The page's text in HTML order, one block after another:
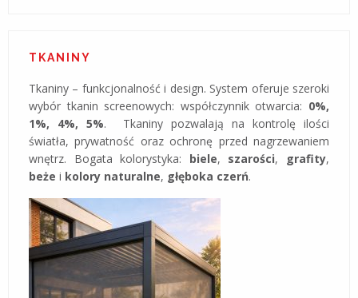
TKANINY
Tkaniny – funkcjonalność i design. System oferuje szeroki
wybór tkanin screenowych: współczynnik otwarcia: 0%,
1%, 4%, 5%. Tkaniny pozwalają na kontrolę ilości
światła, prywatność oraz ochronę przed nagrzewaniem
wnętrz. Bogata kolorystyka: biele, szarości, grafity,
beże i kolory naturalne, głęboka czerń.